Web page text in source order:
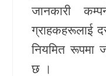
जानकारी
ग्राहकहरूलाई
नियमित रूपमा
छ ।